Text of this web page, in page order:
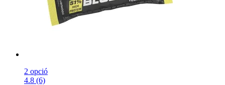
2 opció
4.8 (6)